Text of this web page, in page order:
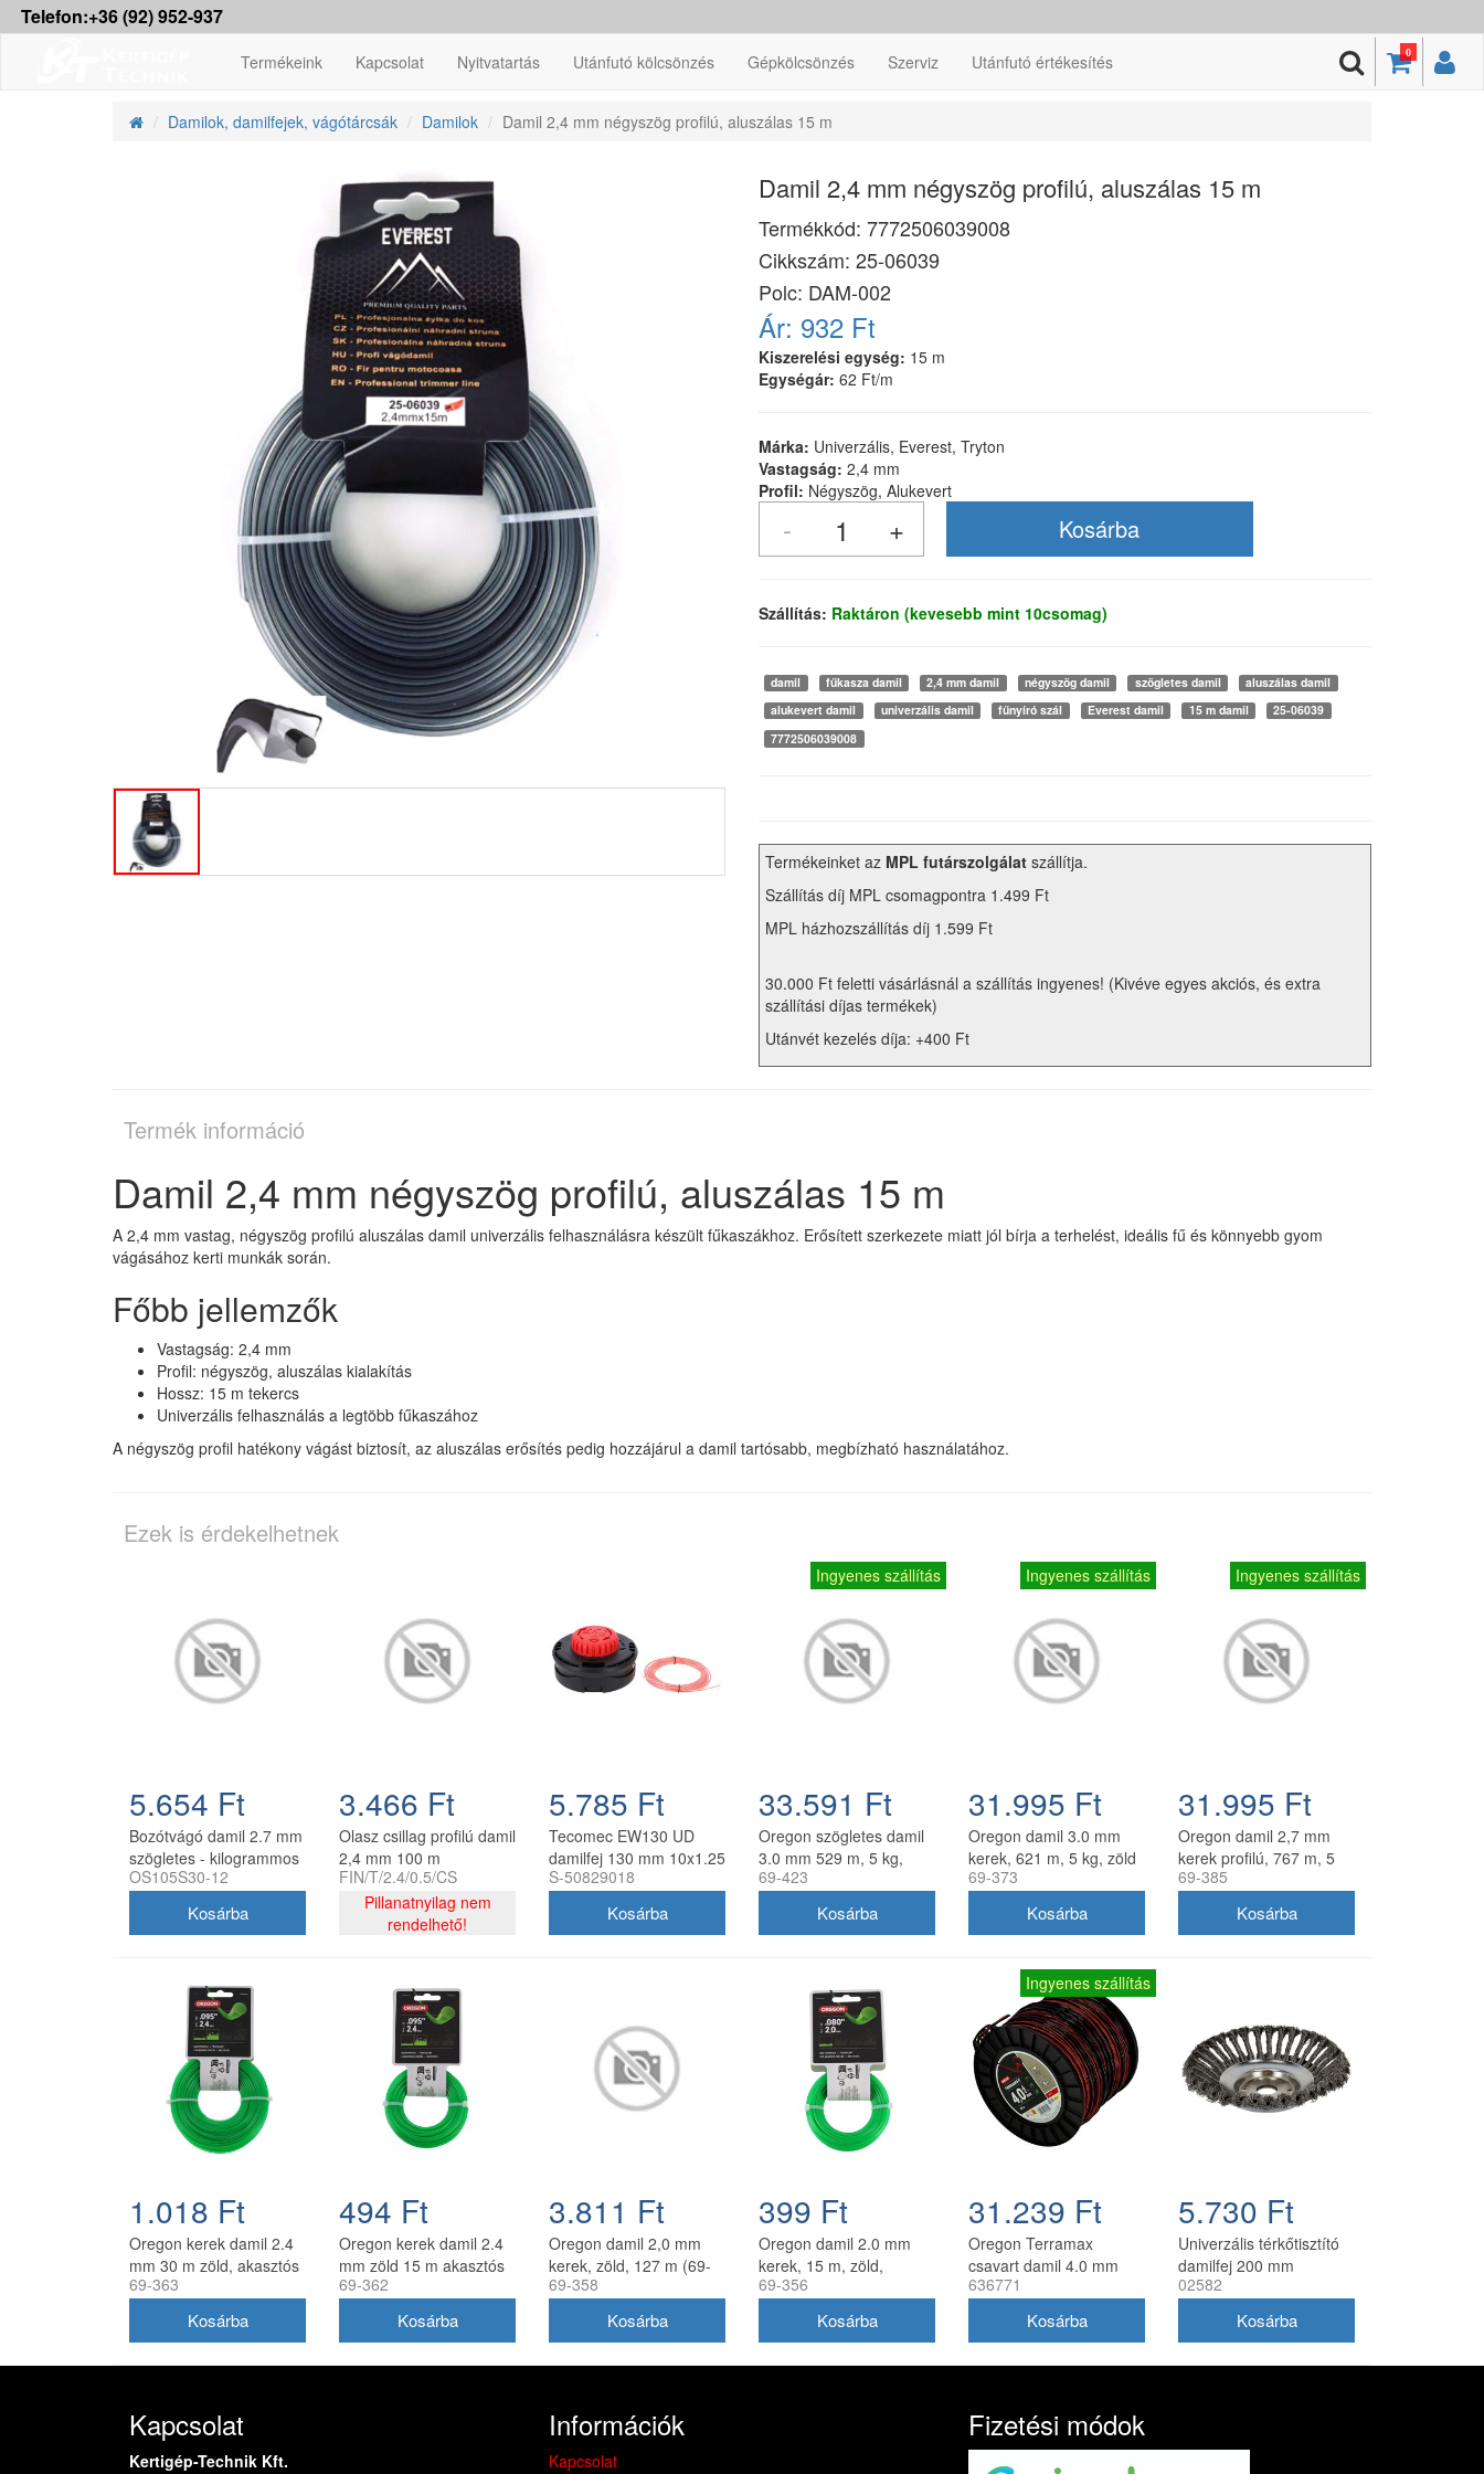
Telefon:+36 (92) 952-937
0
Termékeink Kapcsolat Nyitvatartás Utánfutó kölcsönzés Gépkölcsönzés Szerviz Utánfutó értékesítés
Damilok, damilfejek, vágótárcsák Damilok Damil 2,4 mm négyszög profilú, aluszálas 15 m
Damil 2,4 mm négyszög profilú, aluszálas 15 m
Termékkód: 7772506039008
Cikkszám: 25-06039
Polc: DAM-002
Ár: 932 Ft
Kiszerelési egység: 15 m
Egységár: 62 Ft/m
Márka: Univerzális, Everest, Tryton
Vastagság: 2,4 mm
Profil: Négyszög, Alukevert
Szállítás: Raktáron (kevesebb mint 10csomag)
damil fűkasza damil 2,4 mm damil négyszög damil szögletes damil
aluszálas damil
alukevert damil
univerzális damil fűnyíró szál Everest damil 15 m damil
25-06039
7772506039008
Termékeinket az MPL futárszolgálat szállítja.
Szállítás díj MPL csomagpontra 1.499 Ft
MPL házhozszállítás díj 1.599 Ft
30.000 Ft feletti vásárlásnál a szállítás ingyenes! (Kivéve egyes akciós, és extra
szállítási díjas termékek)
Utánvét kezelés díja: +400 Ft
Termék információ
Damil 2,4 mm négyszög profilú, aluszálas 15 m
A 2,4 mm vastag, négyszög profilú aluszálas damil univerzális felhasználásra készült fűkaszákhoz. Erősített szerkezete miatt jól bírja a terhelést, ideális fű és könnyebb gyom
vágásához kerti munkák során.
Főbb jellemzők
Vastagság: 2,4 mm
Profil: négyszög, aluszálas kialakítás
Hossz: 15 m tekercs
Univerzális felhasználás a legtöbb fűkaszához
A négyszög profil hatékony vágást biztosít, az aluszálas erősítés pedig hozzájárul a damil tartósabb, megbízható használatához.
Ezek is érdekelhetnek
5.654 Ft
Bozótvágó damil 2.7 mm
szögletes - kilogrammos
kiszerelés
OS105S30-12
3.466 Ft
Olasz csillag profilú damil
2,4 mm 100 m
FIN/T/2.4/0.5/CS
Pillanatnyilag nem
rendelhető!
5.785 Ft
Tecomec EW130 UD
damilfej 130 mm 10x1.25
balos belső menettel
S-50829018
Ingyenes szállítás
33.591 Ft
Oregon szögletes damil
3.0 mm 529 m, 5 kg,
zöld
69-423
Ingyenes szállítás
31.995 Ft
Oregon damil 3.0 mm
kerek, 621 m, 5 kg, zöld
69-373
Ingyenes szállítás
31.995 Ft
Oregon damil 2,7 mm
kerek profilú, 767 m, 5
kg, zöld
69-385
1.018 Ft
Oregon kerek damil 2.4
mm 30 m zöld, akasztós
kiszerelés
69-363
494 Ft
Oregon kerek damil 2.4
mm zöld 15 m akasztós
kiszerelésben
69-362
3.811 Ft
Oregon damil 2,0 mm
kerek, zöld, 127 m (69-
358)
69-358
399 Ft
Oregon damil 2.0 mm
kerek, 15 m, zöld,
akasztós kiszerelés
69-356
Ingyenes szállítás
31.239 Ft
Oregon Terramax
csavart damil 4.0 mm
128 m
636771
5.730 Ft
Univerzális térkőtisztító
damilfej 200 mm
utángyártott, 25 mm
02582
Kapcsolat
Kertigép-Technik Kft.
Információk
Kapcsolat
Fizetési módok